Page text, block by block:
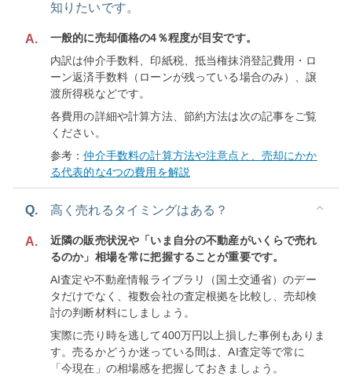
知りたいです。
A.
一般的に売却価格の4％程度が目安です。
内訳は仲介手数料、印紙税、抵当権抹消登記費用・ロ
ーン返済手数料（ローンが残っている場合のみ）、譲
渡所得税などです。
各費用の詳細や計算方法、節約方法は次の記事をご覧
ください。
参考：仲介手数料の計算方法や注意点と、売却にかか
る代表的な4つの費用を解説
Q. 高く売れるタイミングはある？
A.
近隣の販売状況や「いま自分の不動産がいくらで売れ
るのか」相場を常に把握することが重要です。
AI査定や不動産情報ライブラリ（国土交通省）のデー
タだけでなく、複数会社の査定根拠を比較し、売却検
討の判断材料にしましょう。
実際に売り時を逃して400万円以上損した事例もありま
す。売るかどうか迷っている間は、AI査定等で常に
「今現在」の相場感を把握しておきましょう。